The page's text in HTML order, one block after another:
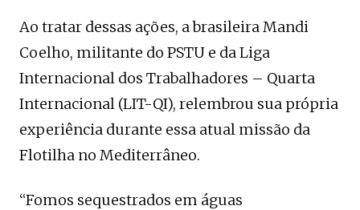
Ao tratar dessas ações, a brasileira Mandi
Coelho, militante do PSTU e da Liga
Internacional dos Trabalhadores – Quarta
Internacional (LIT-QI), relembrou sua própria
experiência durante essa atual missão da
Flotilha no Mediterrâneo.
“Fomos sequestrados em águas